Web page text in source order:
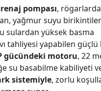
pompası,
yağmur suyu
sulardan yüksek basma
tahliyesi yapabilen
gücündeki motoru, 22
su basabilme kabiliyeti
sistemiyle, zorlu